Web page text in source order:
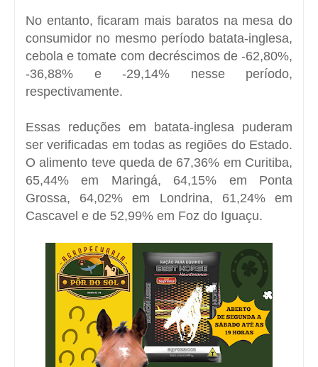
No entanto, ficaram mais baratos na mesa do
consumidor no mesmo período batata-inglesa,
cebola e tomate com decréscimos de -62,80%,
-36,88% e -29,14% nesse período,
respectivamente.
Essas reduções em batata-inglesa puderam
ser verificadas em todas as regiões do Estado.
O alimento teve queda de 67,36% em Curitiba,
65,44% em Maringá, 64,15% em Ponta
Grossa, 64,02% em Londrina, 61,24% em
Cascavel e de 52,99% em Foz do Iguaçu.